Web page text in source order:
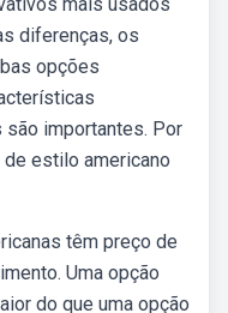
diferenças, os
opções
importantes. Por
estilo americano
têm preço de
Uma opção
do que uma opção